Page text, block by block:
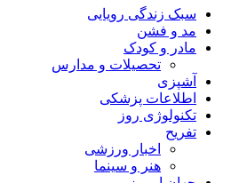
سبک زندگی رویایی
مد و فشن
مادر و کودک
تحصیلات و مدارس
آشپزی
اطلاعات پزشکی
تکنولوژی روز
تفریح
اخبار ورزشی
هنر و سینما